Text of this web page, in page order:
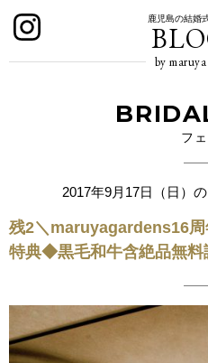
鹿児島の結婚
by
フ
2017年9月17日（日）
残2＼maruyagardens16
特典◆黒毛和牛含絶品無料